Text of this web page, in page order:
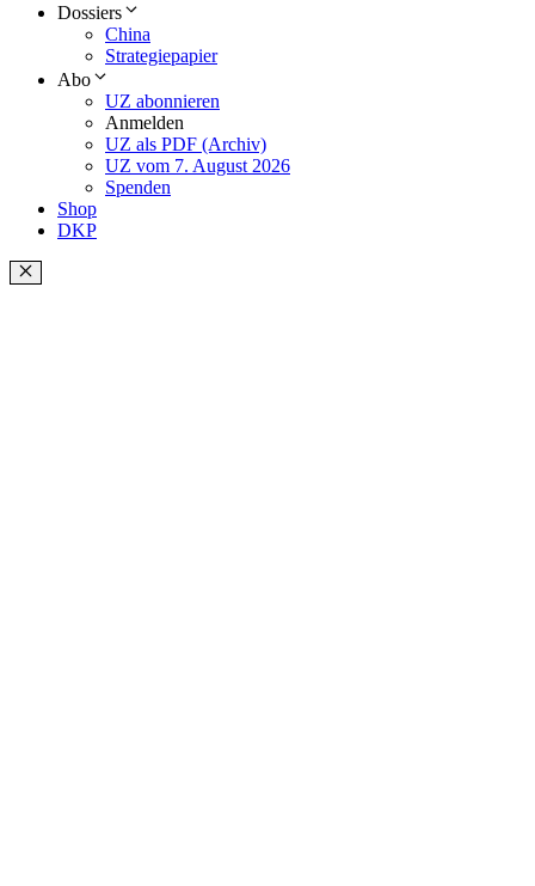
Dossiers
China
Strategiepapier
Abo
UZ abonnieren
Anmelden
UZ als PDF (Archiv)
UZ vom 7. August 2026
Spenden
Shop
DKP
Schließen